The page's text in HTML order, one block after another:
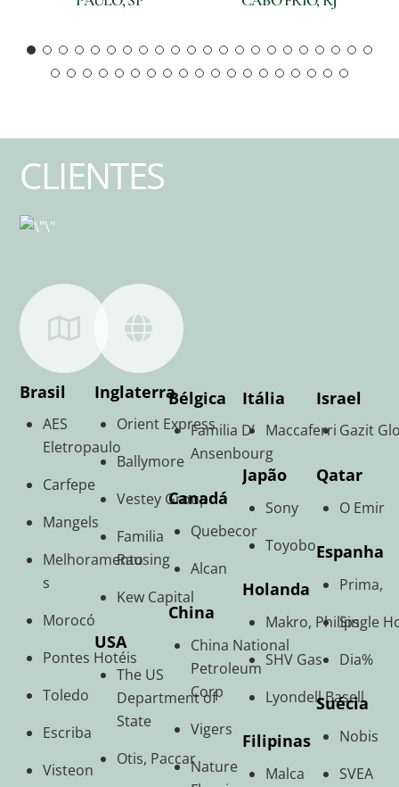
CLIENTES
Brasil
AES
Eletropaulo
Carfepe
Mangels
Melhoramento
s
Morocó
Pontes Hotéis
Toledo
Escriba
Visteon
Inglaterra
Orient Express
Ballymore
Vestey Group
Familia
Rausing
Kew Capital
USA
The US
Department of
State
Otis, Paccar
Bélgica
Familia D’
Ansenbourg
Canadá
Quebecor
Alcan
China
China National
Petroleum
Corp
Vigers
Nature
Itália
Maccaferri
Japão
Sony
Toyobo
Holanda
Makro, Philips
SHV Gas
Lyondell Basell
Filipinas
Malca
Israel
Gazit
Qatar
O Emir
Espanha
Prima,
Single
Dia%
Suécia
Nobis
SVEA